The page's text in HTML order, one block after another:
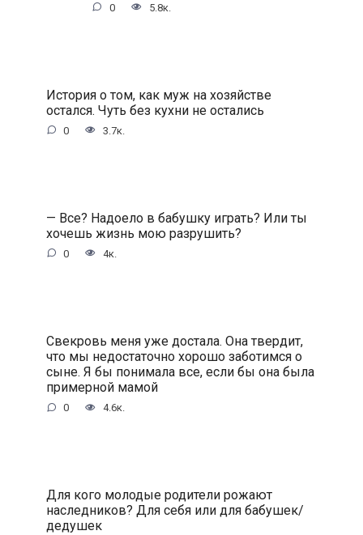
0 5.8к.
История о том, как муж на хозяйстве
остался. Чуть без кухни не остались
0 3.7к.
— Все? Надоело в бабушку играть? Или ты
хочешь жизнь мою разрушить?
0 4к.
Свекровь меня уже достала. Она твердит,
что мы недостаточно хорошо заботимся о
сыне. Я бы понимала все, если бы она была
примерной мамой
0 4.6к.
Для кого молодые родители рожают
наследников? Для себя или для бабушек/
дедушек